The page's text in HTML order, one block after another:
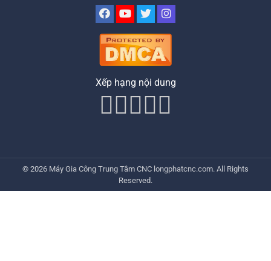
Xếp hạng nội dung
© 2026 Máy Gia Công Trung Tâm CNC longphatcnc.com. All Rights
Reserved.